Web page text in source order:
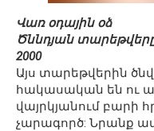
Վառ օդային օձ
Ծննդյան տարեթվերը՝
2000
Այս տարեթվերին
հակասական են ու
վայրկյանում բարի
չարագործ: Նրանք